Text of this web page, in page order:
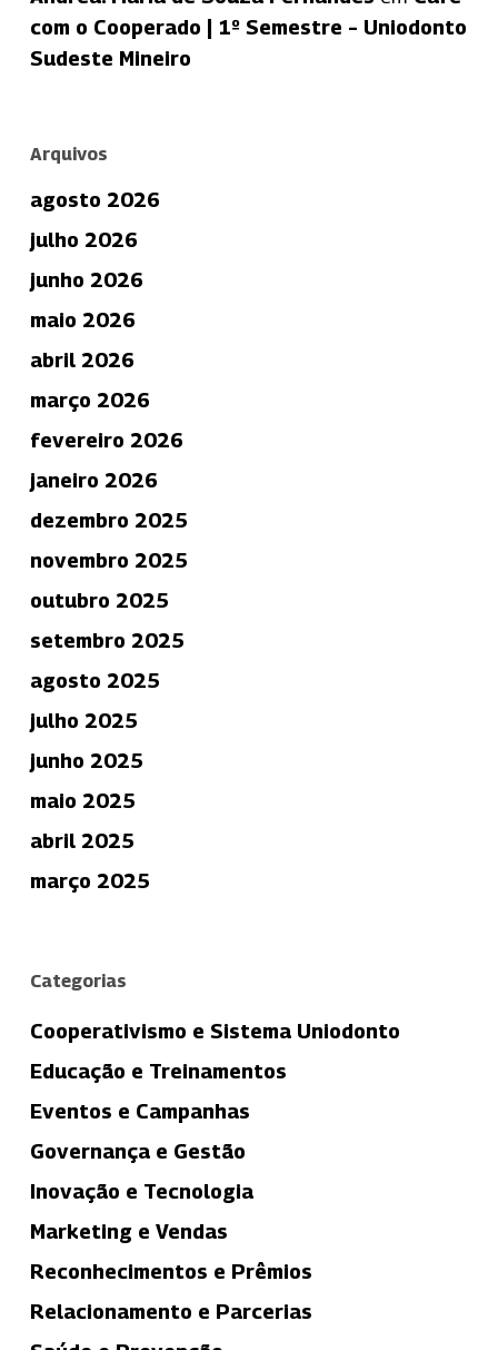
com o Cooperado | 1º Semestre – Uniodonto
Sudeste Mineiro
Arquivos
agosto 2026
julho 2026
junho 2026
maio 2026
abril 2026
março 2026
fevereiro 2026
janeiro 2026
dezembro 2025
novembro 2025
outubro 2025
setembro 2025
agosto 2025
julho 2025
junho 2025
maio 2025
abril 2025
março 2025
Categorias
Cooperativismo e Sistema Uniodonto
Educação e Treinamentos
Eventos e Campanhas
Governança e Gestão
Inovação e Tecnologia
Marketing e Vendas
Reconhecimentos e Prêmios
Relacionamento e Parcerias